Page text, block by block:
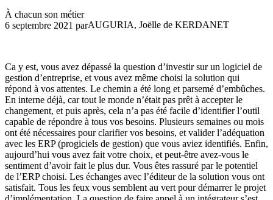
À chacun son métier
6 septembre 2021 parAUGURIA, Joëlle de KERDANET
Ca y est, vous avez dépassé la question d’investir sur un logiciel de
gestion d’entreprise, et vous avez même choisi la solution qui
répond à vos attentes. Le chemin a été long et parsemé d’embûches.
En interne déjà, car tout le monde n’était pas prêt à accepter le
changement, et puis après, cela n’a pas été facile d’identifier l’outil
capable de répondre à tous vos besoins. Plusieurs semaines ou mois
ont été nécessaires pour clarifier vos besoins, et valider l’adéquation
avec les ERP (progiciels de gestion) que vous aviez identifiés. Enfin,
aujourd’hui vous avez fait votre choix, et peut-être avez-vous le
sentiment d’avoir fait le plus dur. Vous êtes rassuré par le potentiel
de l’ERP choisi. Les échanges avec l’éditeur de la solution vous ont
satisfait. Tous les feux vous semblent au vert pour démarrer le projet